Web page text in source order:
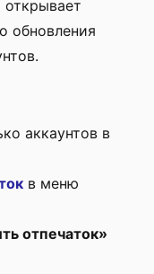
открывает
обновления
аккаунтов в
в меню
отпечаток»